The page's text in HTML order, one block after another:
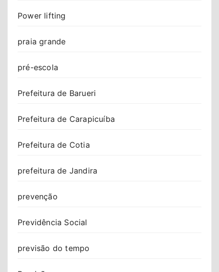
Power lifting
praia grande
pré-escola
Prefeitura de Barueri
Prefeitura de Carapicuíba
Prefeitura de Cotia
prefeitura de Jandira
prevenção
Previdência Social
previsão do tempo